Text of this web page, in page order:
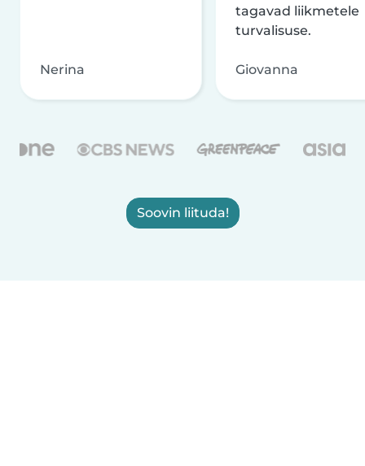
Nerina
tagavad liikmetele
turvalisuse.
Giovanna
Soovin liituda!